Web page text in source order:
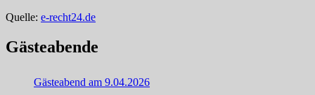
Quelle: e-recht24.de
Gästeabende
Gästeabend am 9.04.2026